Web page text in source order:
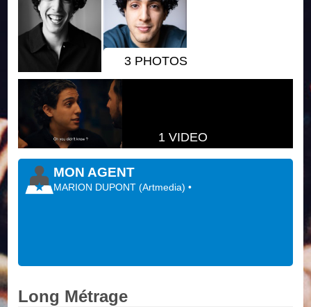
3 PHOTOS
1 VIDEO
MON AGENT
MARION DUPONT (Artmedia)•
Long Métrage